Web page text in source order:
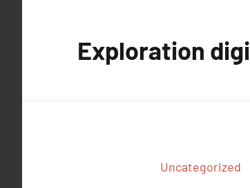
Exploration
Uncategorized